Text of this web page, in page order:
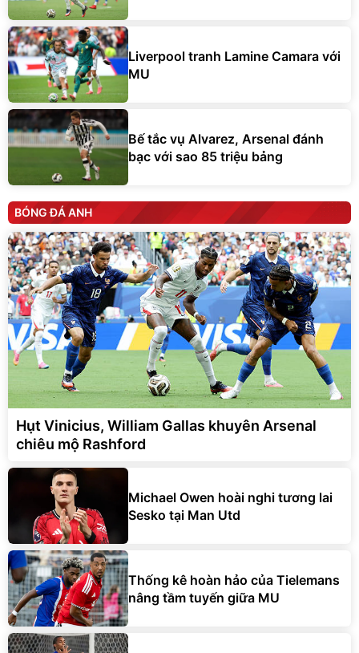
Liverpool tranh Lamine Camara với
MU
Bế tắc vụ Alvarez, Arsenal đánh
bạc với sao 85 triệu bảng
BÓNG ĐÁ ANH
Hụt Vinicius, William Gallas khuyên Arsenal
chiêu mộ Rashford
Michael Owen hoài nghi tương lai
Sesko tại Man Utd
Thống kê hoàn hảo của Tielemans
nâng tầm tuyến giữa MU